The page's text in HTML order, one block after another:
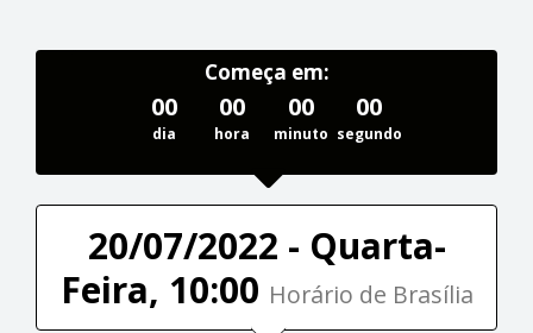
Começa em:
00
dia
00
hora
00
minuto
00
segundo
20/07/2022 - Quarta-
Feira, 10:00 Horário de Brasília